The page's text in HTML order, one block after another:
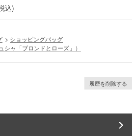
込)
> ショッピングバッグ
ャ「ブロンドとローズ」）
履歴を削除する